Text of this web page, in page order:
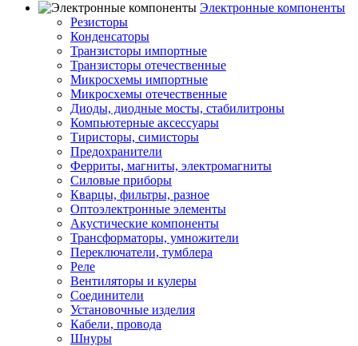
Электронные компоненты
Резисторы
Конденсаторы
Транзисторы импортные
Транзисторы отечественные
Микросхемы импортные
Микросхемы отечественные
Диоды, диодные мосты, стабилитроны
Компьютерные аксессуары
Тиристоры, симисторы
Предохранители
Ферриты, магниты, электромагниты
Силовые приборы
Кварцы, фильтры, разное
Оптоэлектронные элементы
Акустические компоненты
Трансформаторы, умножители
Переключатели, тумблера
Реле
Вентиляторы и кулеры
Соединители
Установочные изделия
Кабели, провода
Шнуры